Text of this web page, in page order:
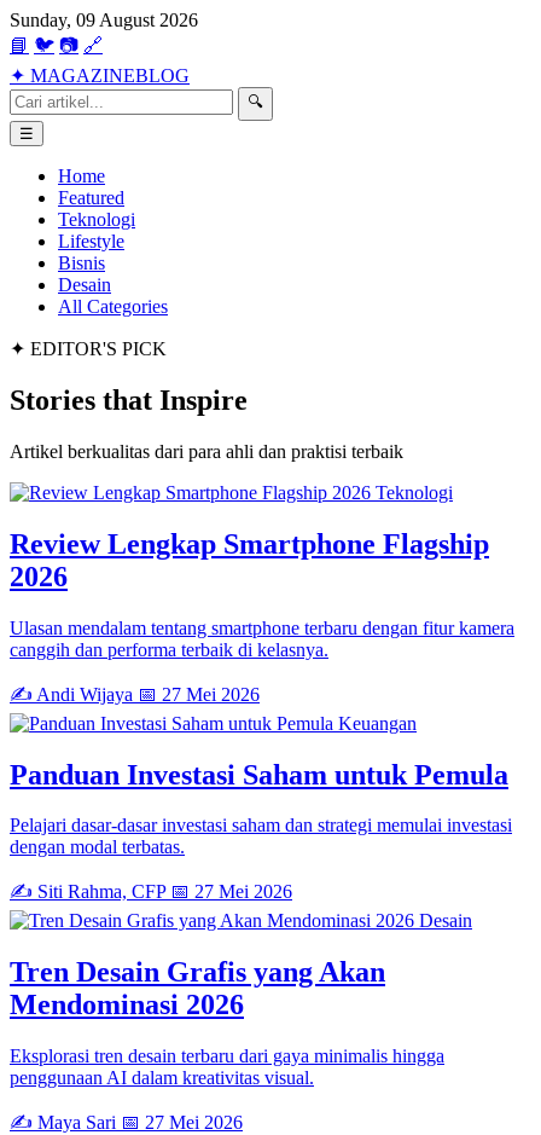
Sunday, 09 August 2026
📘 🐦 📷 🔗
✦ MAGAZINEBLOG
🔍
☰
Home
Featured
Teknologi
Lifestyle
Bisnis
Desain
All Categories
✦ EDITOR'S PICK
Stories that Inspire
Artikel berkualitas dari para ahli dan praktisi terbaik
Teknologi
Review Lengkap Smartphone Flagship
2026
Ulasan mendalam tentang smartphone terbaru dengan fitur kamera
canggih dan performa terbaik di kelasnya.
✍️ Andi Wijaya 📅 27 Mei 2026
Keuangan
Panduan Investasi Saham untuk Pemula
Pelajari dasar-dasar investasi saham dan strategi memulai investasi
dengan modal terbatas.
✍️ Siti Rahma, CFP 📅 27 Mei 2026
Desain
Tren Desain Grafis yang Akan
Mendominasi 2026
Eksplorasi tren desain terbaru dari gaya minimalis hingga
penggunaan AI dalam kreativitas visual.
✍️ Maya Sari 📅 27 Mei 2026